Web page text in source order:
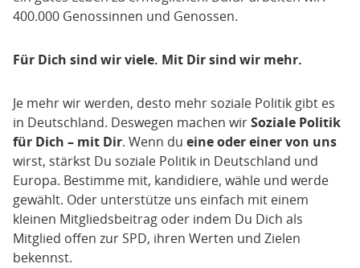
400.000 Genossinnen und Genossen.
Für Dich sind wir viele. Mit Dir sind wir mehr.
Je mehr wir werden, desto mehr soziale Politik gibt es
in Deutschland. Deswegen machen wirSoziale Politik
für Dich – mit Dir. Wenn du eine oder einer von uns
wirst, stärkst Du soziale Politik in Deutschland und
Europa. Bestimme mit, kandidiere, wähle und werde
gewählt. Oder unterstütze uns einfach mit einem
kleinen Mitgliedsbeitrag oder indem Du Dich als
Mitglied offen zur SPD, ihren Werten und Zielen
bekennst.